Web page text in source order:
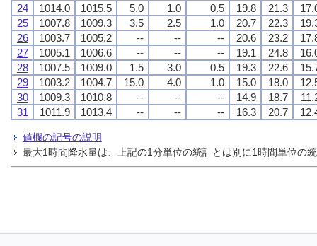
24
1014.0 1015.5 5.0 1.0 0.5 19.8 21.3
25
1007.8 1009.3 3.5 2.5 1.0 20.7 22.3
26
1003.7 1005.2 -- -- -- 20.6 23.2
27
1005.1 1006.6 -- -- -- 19.1 24.8
28
1007.5 1009.0 1.5 3.0 0.5 19.3 22.6
29
1003.2 1004.7 15.0 4.0 1.0 15.0 18.0
30
1009.3 1010.8 -- -- -- 14.9 18.7
31
1011.9 1013.4 -- -- -- 16.3 20.7
値欄の記号の説明
最大1時間降水量は、上記の1分単位の統計とは別に1時間単位の